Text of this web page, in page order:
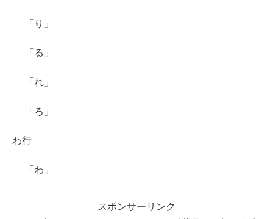
「り」
「る」
「れ」
「ろ」
わ行
「わ」
スポンサーリンク